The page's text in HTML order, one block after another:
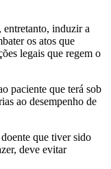
induzir a
os atos que
legais que regem o
paciente que terá sob
ao desempenho de
que tiver sido
deve evitar